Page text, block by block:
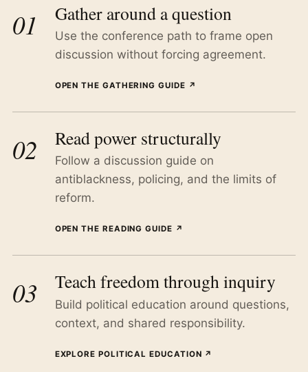
01 Gather around a question
Use the conference path to frame open
discussion without forcing agreement.
OPEN THE GATHERING GUIDE ↗
02 Read power structurally
Follow a discussion guide on
antiblackness, policing, and the limits of
reform.
OPEN THE READING GUIDE ↗
03 Teach freedom through inquiry
Build political education around questions,
context, and shared responsibility.
EXPLORE POLITICAL EDUCATION ↗